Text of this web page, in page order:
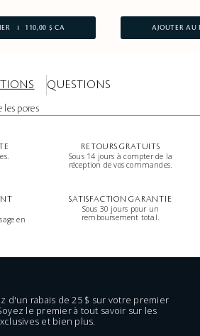
110,00 $ CA AJOUTER AU
QUESTIONS
les pores
RETOURS GRATUITS
Sous 14 jours à compter de la
réception de vos commandes.
en
SATISFACTION GARANTIE
Sous 30 jours pour un
remboursement total.
d'un rabais de 25 $ sur votre premier
le premier à tout savoir sur les
et bien plus.